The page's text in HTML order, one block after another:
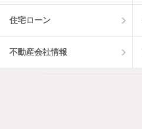
住宅ローン
不動産会社情報